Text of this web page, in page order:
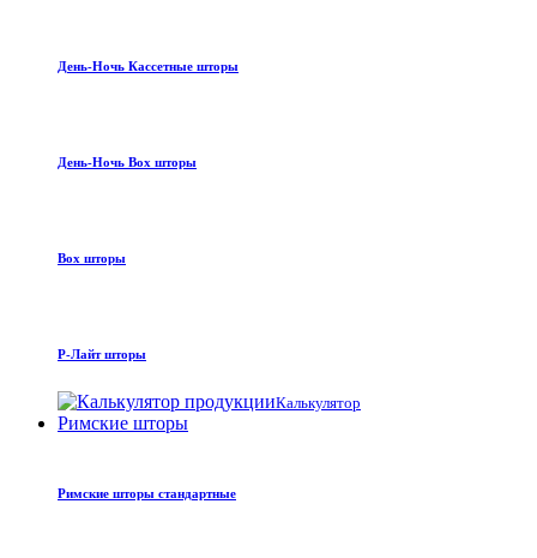
День-Ночь Кассетные шторы
День-Ночь Box шторы
Box шторы
Р-Лайт шторы
Калькулятор
Римские шторы
Римские шторы стандартные